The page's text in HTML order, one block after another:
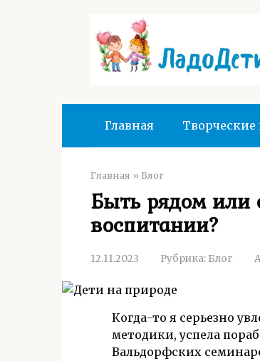
Главная Творческие
Главная »Блог
Быть рядом или
воспитании?
12.11.2023 Рубрика:Блог
Когда-то я серьезно
методики, успела
Вальдорфских